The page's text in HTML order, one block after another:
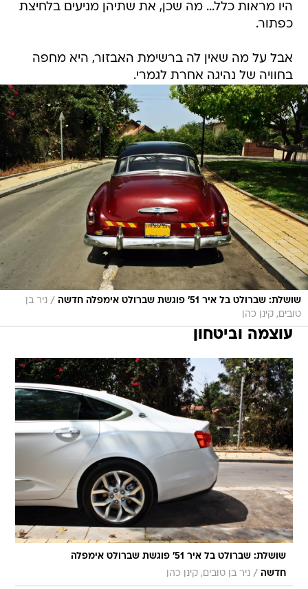
היו מראות כלל... מה שכן, את שתיהן מניעים בלחיצת
כפתור.
אבל על מה שאין לה ברשימת האבזור, היא מחפה
בחוויה של נהיגה אחרת לגמרי.
שושלת: שברולט בל איר 51' פוגשת שברולט אימפלה חדשה / ניר בן
טובים, קינן כהן
עוצמה וביטחון
שושלת: שברולט בל איר 51' פוגשת שברולט אימפלה
חדשה / ניר בן טובים, קינן כהן